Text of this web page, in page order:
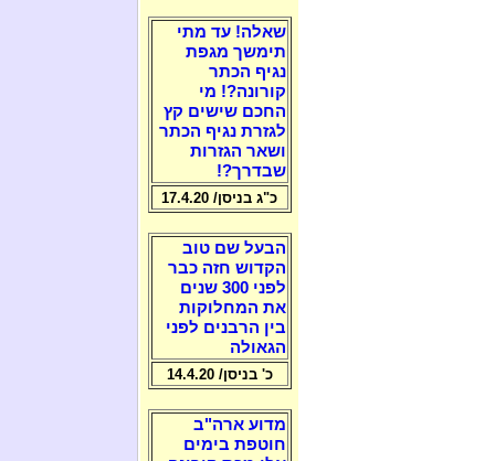
שאלה! עד מתי
תימשך מגפת
נגיף הכתר
קורונה?! מי
החכם שישים קץ
לגזרת נגיף הכתר
ושאר הגזרות
שבדרך?!
כ"ג בניסן/ 17.4.20
הבעל שם טוב
הקדוש חזה כבר
לפני 300 שנים
את המחלוקות
בין הרבנים לפני
הגאולה
כ' בניסן/ 14.4.20
מדוע ארה"ב
חוטפת בימים